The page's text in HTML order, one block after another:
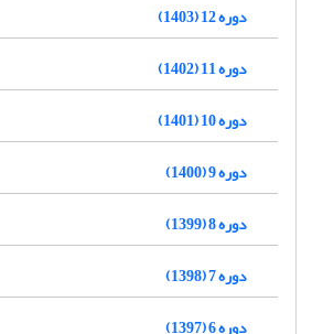
دوره 12 (1403)
دوره 11 (1402)
دوره 10 (1401)
دوره 9 (1400)
دوره 8 (1399)
دوره 7 (1398)
دوره 6 (1397)